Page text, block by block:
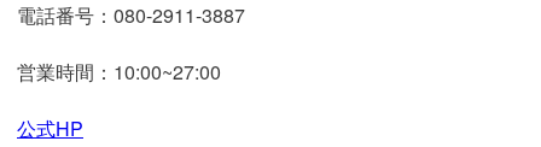
電話番号：080-2911-3887
営業時間：10:00~27:00
公式HP